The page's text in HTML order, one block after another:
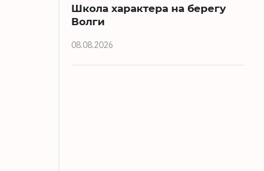
Школа характера на берегу
Волги
08.08.2026